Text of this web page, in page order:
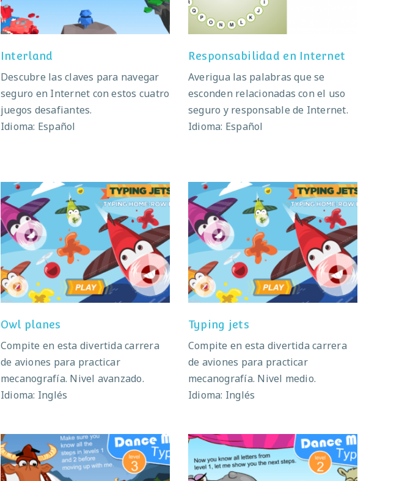
Interland
Descubre las claves para navegar
seguro en Internet con estos cuatro
juegos desafiantes.
Idioma: Español
Responsabilidad en Internet
Averigua las palabras que se
esconden relacionadas con el uso
seguro y responsable de Internet.
Idioma: Español
Owl planes
Owl planes
Compite en esta divertida carrera
de aviones para practicar
mecanografía. Nivel avanzado.
Idioma: Inglés
Typing jets
Typing jets
Compite en esta divertida carrera
de aviones para practicar
mecanografía. Nivel medio.
Idioma: Inglés